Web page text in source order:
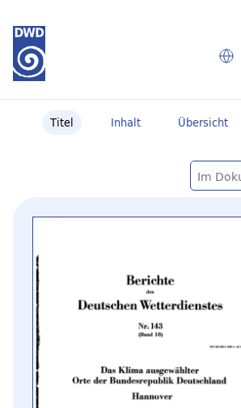
Titel Inhalt Übersicht